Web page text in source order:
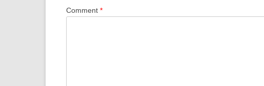
Comment *